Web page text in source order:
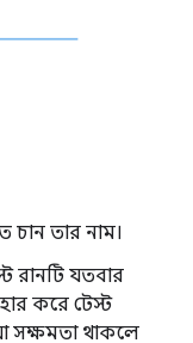
চান তার নাম।
রানটি যতবার
করে টেস্ট
সক্ষমতা থাকলে